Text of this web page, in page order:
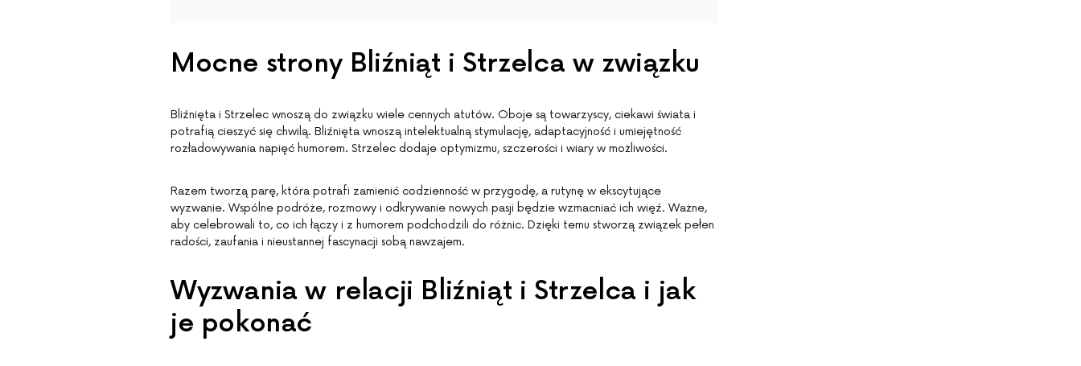
Mocne strony Bliźniąt i Strzelca w związku
Bliźnięta i Strzelec wnoszą do związku wiele cennych atutów. Oboje są towarzyscy, ciekawi świata i
potrafią cieszyć się chwilą. Bliźnięta wnoszą intelektualną stymulację, adaptacyjność i umiejętność
rozładowywania napięć humorem. Strzelec dodaje optymizmu, szczerości i wiary w możliwości.
Razem tworzą parę, która potrafi zamienić codzienność w przygodę, a rutynę w ekscytujące
wyzwanie. Wspólne podróże, rozmowy i odkrywanie nowych pasji będzie wzmacniać ich więź. Ważne,
aby celebrowali to, co ich łączy i z humorem podchodzili do różnic. Dzięki temu stworzą związek pełen
radości, zaufania i nieustannej fascynacji sobą nawzajem.
Wyzwania w relacji Bliźniąt i Strzelca i jak
je pokonać